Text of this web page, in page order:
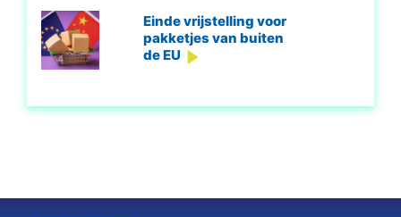
Einde vrijstelling voor
pakketjes van buiten
de EU